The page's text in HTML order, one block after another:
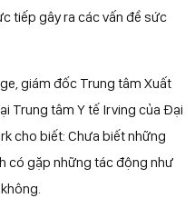
tiếp gây ra các vấn đề sức
giám đốc Trung tâm Xuất
Trung tâm Y tế Irving của Đại
cho biết: Chưa biết những
có gặp những tác động như